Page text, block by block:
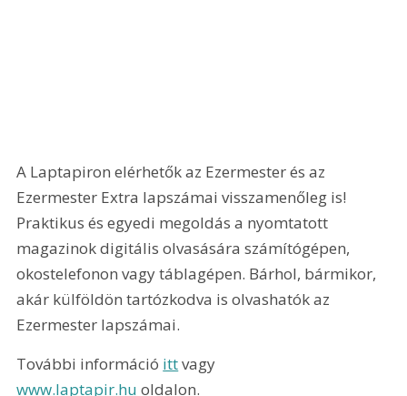
A Laptapiron elérhetők az Ezermester és az
Ezermester Extra lapszámai visszamenőleg is!
Praktikus és egyedi megoldás a nyomtatott
magazinok digitális olvasására számítógépen,
okostelefonon vagy táblagépen. Bárhol, bármikor,
akár külföldön tartózkodva is olvashatók az
Ezermester lapszámai.
További információ itt vagy
www.laptapir.hu oldalon.